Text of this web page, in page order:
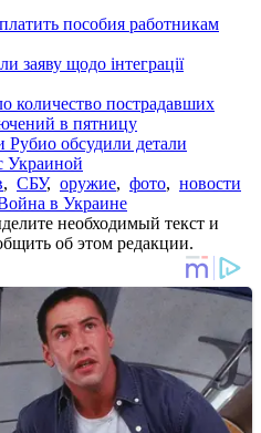
пособия работникам
заяву щодо інтеграції
количество пострадавших
в пятницу
Рубио обсудили детали
Украиной
, СБУ, оружие, фото, новости
в Украине
необходимый текст и
об этом редакции.